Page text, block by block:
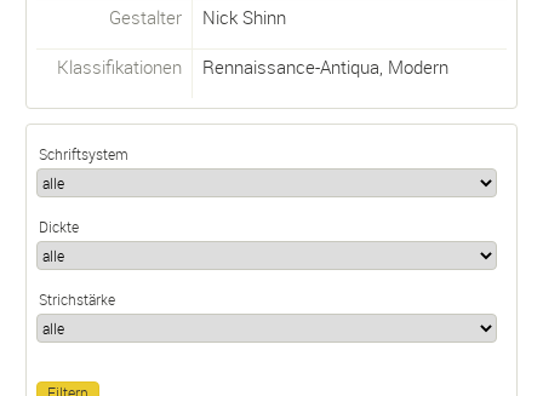
Gestalter Nick Shinn
Klassifikationen Rennaissance-Antiqua, Modern
Schriftsystem
Dickte
Strichstärke